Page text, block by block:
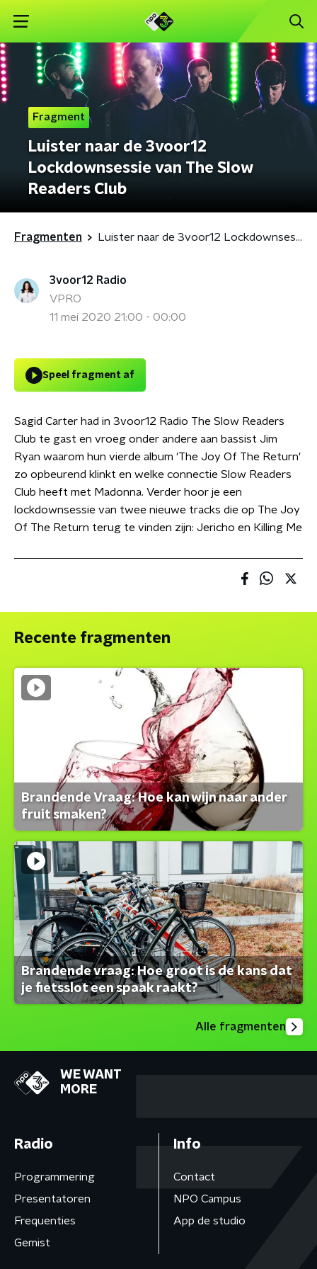
Fragment
Luister naar de 3voor12
Lockdownsessie van The Slow
Readers Club
Fragmenten Luister naar de 3voor12 Lockdownsessie van The Slow Readers Club
3voor12 Radio
VPRO
11 mei 2020 21:00 - 00:00
Speel fragment af
Sagid Carter had in 3voor12 Radio The Slow Readers
Club te gast en vroeg onder andere aan bassist Jim
Ryan waarom hun vierde album 'The Joy Of The Return'
zo opbeurend klinkt en welke connectie Slow Readers
Club heeft met Madonna. Verder hoor je een
lockdownsessie van twee nieuwe tracks die op The Joy
Of The Return terug te vinden zijn: Jericho en Killing Me
Recente fragmenten
Brandende Vraag: Hoe kan wijn naar ander
fruit smaken?
Brandende vraag: Hoe groot is de kans dat
je fietsslot een spaak raakt?
Alle fragmenten
WE WANT
MORE
Radio
Programmering
Presentatoren
Frequenties
Gemist
Info
Contact
NPO Campus
App de studio